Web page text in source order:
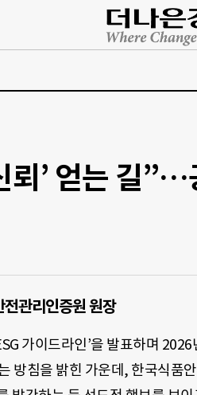
뢰’ 얻는 길
관리인증원 원장
가이드라인’을 발표하며
방침을 밝힌 가운데, 한국식품